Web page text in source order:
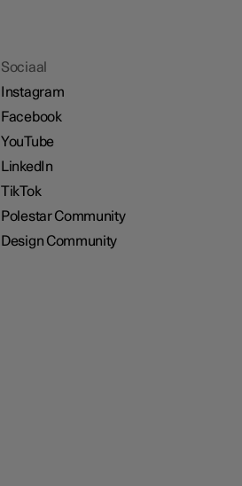
Sociaal
Instagram
Facebook
YouTube
LinkedIn
TikTok
Polestar Community
Design Community